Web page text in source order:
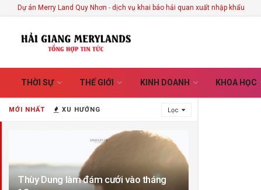
MỚI NHẤT XU HƯỚNG Lọc
Thùy Dung làm đám cưới vào tháng
Dự án Merry Land Quy Nhơn - dịch vụ khai báo hải quan xuất nhập khẩu
THỜI SỰ THẾ GIỚI KINH DOANH KHOA HỌC